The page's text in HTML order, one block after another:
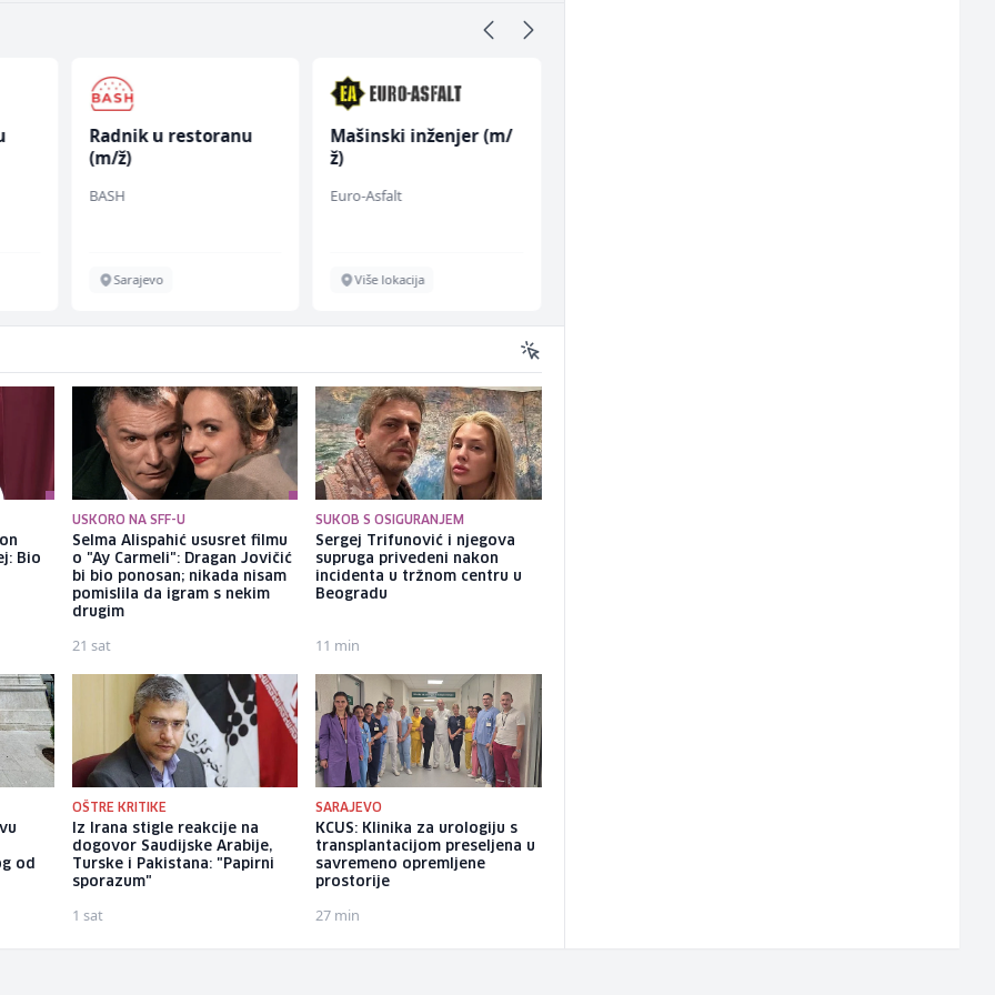
Radnik u restoranu
(m/ž)
BASH
Sarajevo
Mašinski inženjer (m/
ž)
Euro-Asfalt
Više lokacija
Bio
USKORO NA SFF-U
Selma Alispahić ususret filmu
o "Ay Carmeli": Dragan Jovičić
bi bio ponosan; nikada nisam
pomislila da igram s nekim
drugim
21 sat
SUKOB S OSIGURANJEM
Sergej Trifunović i njegova
supruga privedeni nakon
incidenta u tržnom centru u
Beogradu
11 min
od
OŠTRE KRITIKE
Iz Irana stigle reakcije na
dogovor Saudijske Arabije,
Turske i Pakistana: "Papirni
sporazum"
1 sat
SARAJEVO
KCUS: Klinika za urologiju s
transplantacijom preseljena u
savremeno opremljene
prostorije
27 min